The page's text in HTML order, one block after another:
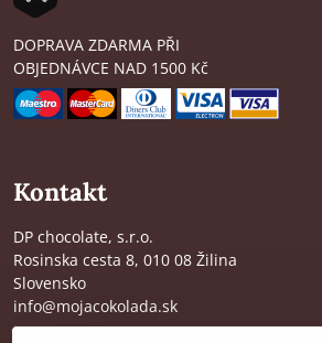
DOPRAVA ZDARMA PŘI
OBJEDNÁVCE NAD 1500 Kč
Kontakt
DP chocolate, s.r.o.
Rosinska cesta 8, 010 08 Žilina
Slovensko
info@mojacokolada.sk